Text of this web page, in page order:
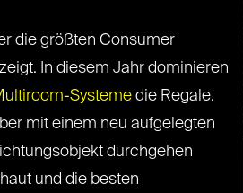
die größten Consumer
In diesem Jahr dominieren
Systeme die Regale.
mit einem neu aufgelegten
durchgehen
und die besten